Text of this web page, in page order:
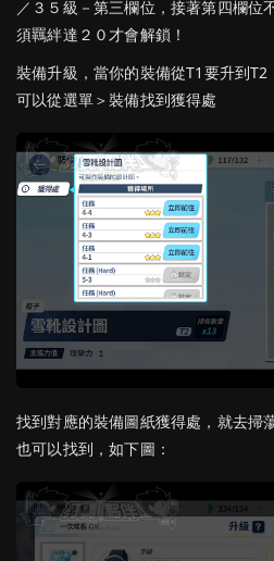
／３５級－第三欄位，接著第四欄位
須羈絆達２０才會解鎖！
裝備升級，當你的裝備從T1要升到
可以從選單＞裝備找到獲得處
找到對應的裝備圖紙獲得處，就去掃
也可以找到，如下圖：